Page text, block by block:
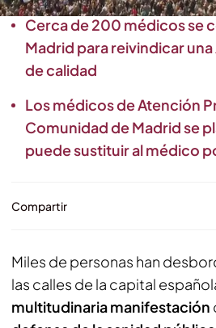
Cerca de 200 médicos se
Madrid para reivindicar
de calidad
Los médicos de Atención
Comunidad de Madrid se
puede sustituir al médico
Compartir
Miles de personas han
las calles de la capital
multitudinaria manifestación